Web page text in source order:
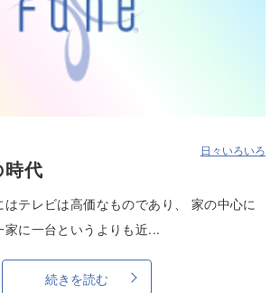
日々いろいろ
代
テレビは高価なものであり、 家の中心に
に一台というよりも近...
続きを読む